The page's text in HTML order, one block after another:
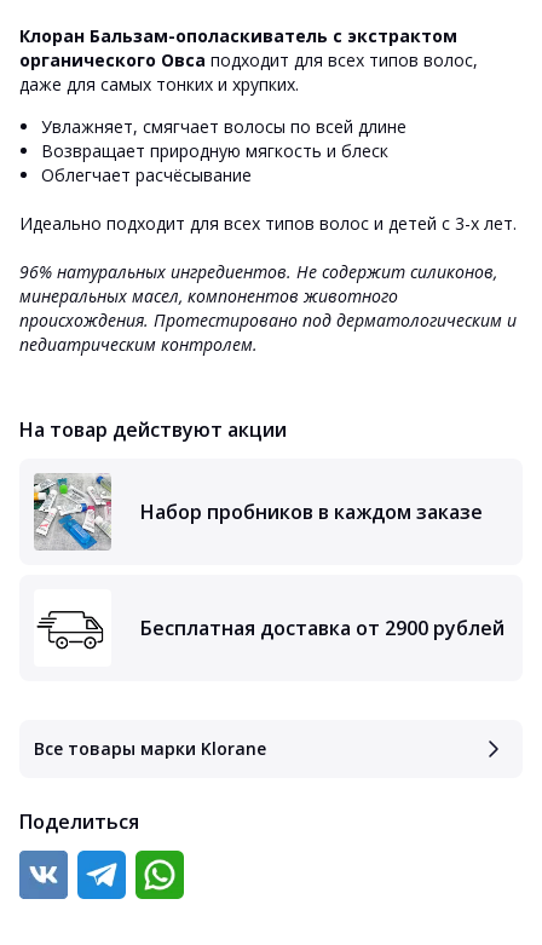
Клоран Бальзам-ополаскиватель с экстрактом
органического Овса подходит для всех типов волос,
даже для самых тонких и хрупких.
Увлажняет, смягчает волосы по всей длине
Возвращает природную мягкость и блеск
Облегчает расчёсывание
Идеально подходит для всех типов волос и детей с 3-х лет.
96% натуральных ингредиентов. Не содержит силиконов,
минеральных масел, компонентов животного
происхождения. Протестировано под дерматологическим и
педиатрическим контролем.
На товар действуют акции
Набор пробников в каждом заказе
Бесплатная доставка от 2900 рублей
Все товары марки Klorane
Поделиться